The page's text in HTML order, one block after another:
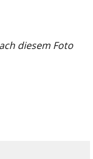
diesem Foto